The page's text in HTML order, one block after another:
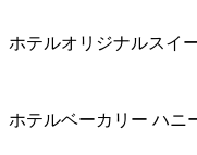
ホテルオリジナルスイ
ホテルベーカリー ハニ